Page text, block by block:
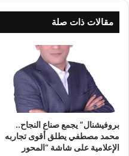
مقالات ذات صلة
بروفيشنال” يجمع صناع النجاح..
محمد مصطفي يطلق أقوى تجاربه
الإعلامية على شاشة “المحور